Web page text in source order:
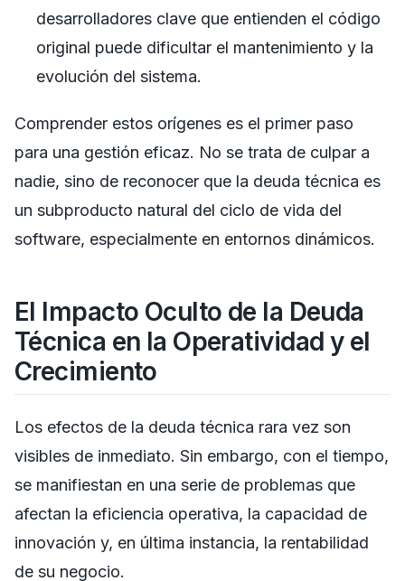
desarrolladores clave que entienden el código
original puede dificultar el mantenimiento y la
evolución del sistema.
Comprender estos orígenes es el primer paso
para una gestión eficaz. No se trata de culpar a
nadie, sino de reconocer que la deuda técnica es
un subproducto natural del ciclo de vida del
software, especialmente en entornos dinámicos.
El Impacto Oculto de la Deuda
Técnica en la Operatividad y el
Crecimiento
Los efectos de la deuda técnica rara vez son
visibles de inmediato. Sin embargo, con el tiempo,
se manifiestan en una serie de problemas que
afectan la eficiencia operativa, la capacidad de
innovación y, en última instancia, la rentabilidad
de su negocio.